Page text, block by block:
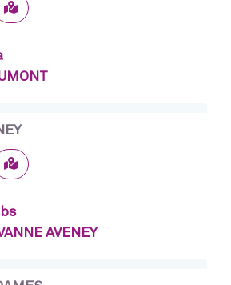
Sélectionner
Sélectionner
AVENEY